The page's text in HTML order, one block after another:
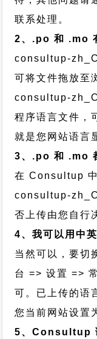
联系处理。
2、.po 和 .mo
consultup-
可将文件拖放至
consultup-
程序语言文件，
就是您网站语言
3、.po 和 .mo
在 Consultup
consultup-
否上传由您自行
4、我可以用中
当然可以，要切
台 => 设置 =>
可。已上传的语
您当前网站设置
5、Consultup